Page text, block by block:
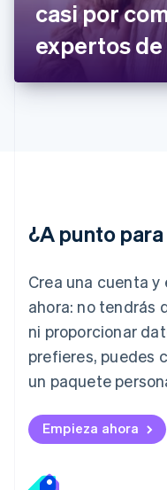
casi por
expertos
¿A punto
Crea una cuenta
ahora: no tendrás
ni proporcionar
prefieres, puedes
un paquete
Empieza ahora
Grecia
English
Hungría
English
India
Letonia
English
Deutsch English
Lituania
English
Luxemburgo
Français Deutsch
English简体中文
English
México
Noruega